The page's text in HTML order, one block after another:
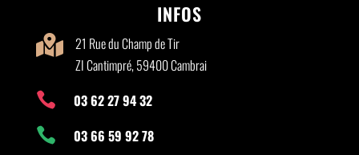
INFOS

21 Rue du Champ de Tir
ZI Cantimpré, 59400 Cambrai
 03 62 27 94 32
 03 66 59 92 78